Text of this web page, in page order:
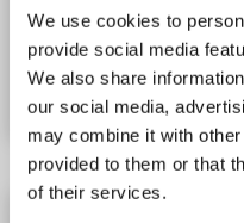
We use cookies to
provide social media
We also share
our social media,
may combine it with
provided to them or that
of their services.
N° du produit
Fiche technique